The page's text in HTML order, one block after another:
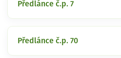
Předlánce č.p. 7
Předlánce č.p. 70